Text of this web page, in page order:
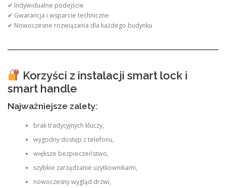
✔ Indywidualne podejście
✔ Gwarancja i wsparcie techniczne
✔ Nowoczesne rozwiązania dla każdego budynku
Korzyści z instalacji smart lock i
smart handle
Najważniejsze zalety:
brak tradycyjnych kluczy,
wygodny dostęp z telefonu,
większe bezpieczeństwo,
szybkie zarządzanie użytkownikami,
nowoczesny wygląd drzwi,